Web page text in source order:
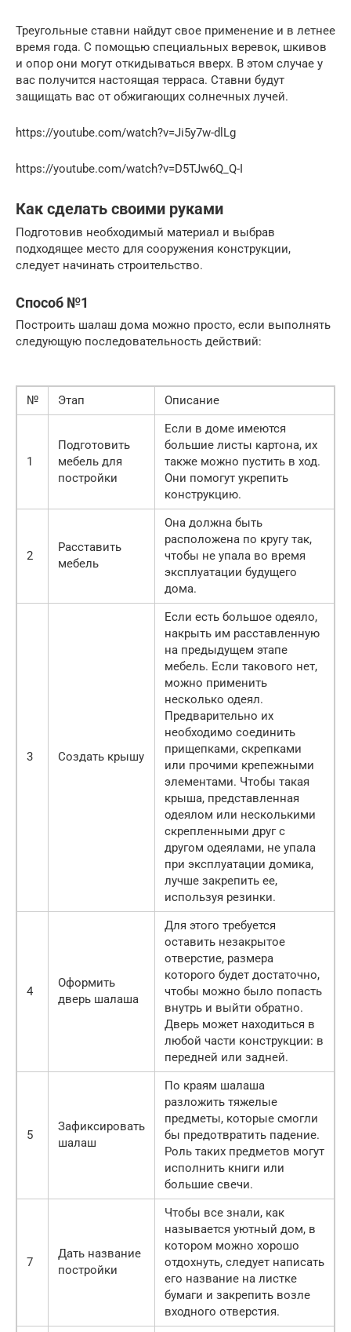
Треугольные ставни найдут свое применение и в летнее
время года. С помощью специальных веревок, шкивов
и опор они могут откидываться вверх. В этом случае у
вас получится настоящая терраса. Ставни будут
защищать вас от обжигающих солнечных лучей.
https://youtube.com/watch?v=Ji5y7w-dlLg
https://youtube.com/watch?v=D5TJw6Q_Q-I
Как сделать своими руками
Подготовив необходимый материал и выбрав
подходящее место для сооружения конструкции,
следует начинать строительство.
Способ №1
Построить шалаш дома можно просто, если выполнять
следующую последовательность действий:
№ Этап Описание
1
Подготовить
мебель для
постройки
Если в доме имеются
большие листы картона, их
также можно пустить в ход.
Они помогут укрепить
конструкцию.
2
Расставить
мебель
Она должна быть
расположена по кругу так,
чтобы не упала во время
эксплуатации будущего
дома.
3 Создать крышу
Если есть большое одеяло,
накрыть им расставленную
на предыдущем этапе
мебель. Если такового нет,
можно применить
несколько одеял.
Предварительно их
необходимо соединить
прищепками, скрепками
или прочими крепежными
элементами. Чтобы такая
крыша, представленная
одеялом или несколькими
скрепленными друг с
другом одеялами, не упала
при эксплуатации домика,
лучше закрепить ее,
используя резинки.
4
Оформить
дверь шалаша
Для этого требуется
оставить незакрытое
отверстие, размера
которого будет достаточно,
чтобы можно было попасть
внутрь и выйти обратно.
Дверь может находиться в
любой части конструкции: в
передней или задней.
5
Зафиксировать
шалаш
По краям шалаша
разложить тяжелые
предметы, которые смогли
бы предотвратить падение.
Роль таких предметов могут
исполнить книги или
большие свечи.
7
Дать название
постройки
Чтобы все знали, как
называется уютный дом, в
котором можно хорошо
отдохнуть, следует написать
его название на листке
бумаги и закрепить возле
входного отверстия.